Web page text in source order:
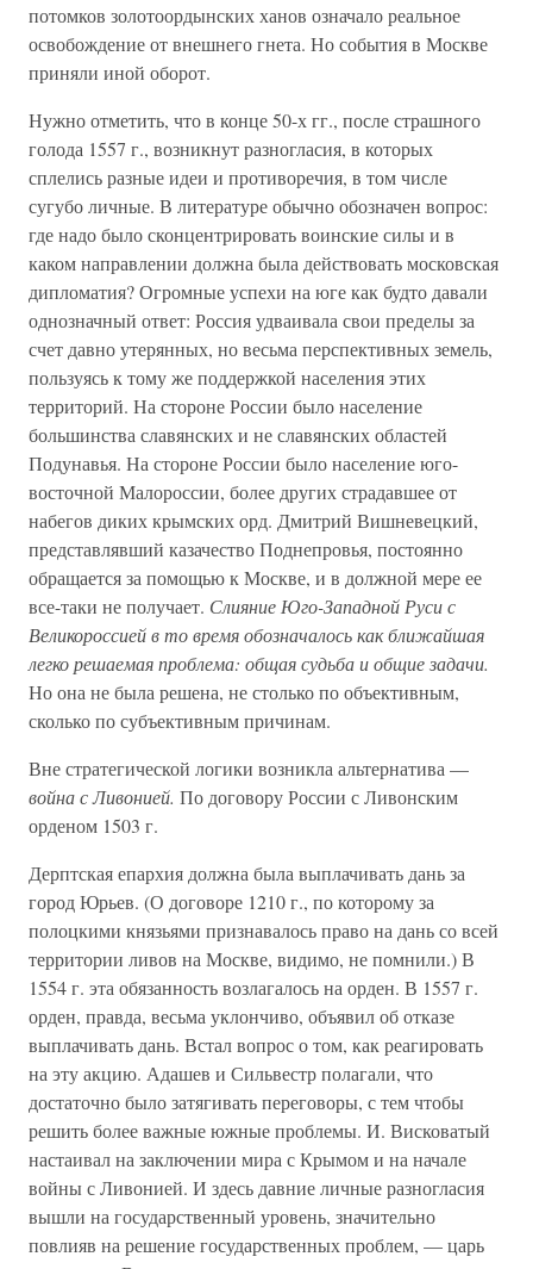
потомков золотоордынских ханов означало реальное
освобождение от внешнего гнета. Но события в Москве
приняли иной оборот.
Нужно отметить, что в конце 50-х гг., после страшного
голода 1557 г., возникнут разногласия, в которых
сплелись разные идеи и противоречия, в том числе
сугубо личные. В литературе обычно обозначен вопрос:
где надо было сконцентрировать воинские силы и в
каком направлении должна была действовать московская
дипломатия? Огромные успехи на юге как будто давали
однозначный ответ: Россия удваивала свои пределы за
счет давно утерянных, но весьма перспективных земель,
пользуясь к тому же поддержкой населения этих
территорий. На стороне России было население
большинства славянских и не славянских областей
Подунавья. На стороне России было население юго-
восточной Малороссии, более других страдавшее от
набегов диких крымских орд. Дмитрий Вишневецкий,
представлявший казачество Поднепровья, постоянно
обращается за помощью к Москве, и в должной мере ее
все-таки не получает. Слияние Юго-Западной Руси с
Великороссией в то время обозначалось как ближайшая
легко решаемая проблема: общая судьба и общие задачи.
Но она не была решена, не столько по объективным,
сколько по субъективным причинам.
Вне стратегической логики возникла альтернатива —
война с Ливонией. По договору России с Ливонским
орденом 1503 г.
Дерптская епархия должна была выплачивать дань за
город Юрьев. (О договоре 1210 г., по которому за
полоцкими князьями признавалось право на дань со всей
территории ливов на Москве, видимо, не помнили.) В
1554 г. эта обязанность возлагалось на орден. В 1557 г.
орден, правда, весьма уклончиво, объявил об отказе
выплачивать дань. Встал вопрос о том, как реагировать
на эту акцию. Адашев и Сильвестр полагали, что
достаточно было затягивать переговоры, с тем чтобы
решить более важные южные проблемы. И. Висковатый
настаивал на заключении мира с Крымом и на начале
войны с Ливонией. И здесь давние личные разногласия
вышли на государственный уровень, значительно
повлияв на решение государственных проблем, — царь